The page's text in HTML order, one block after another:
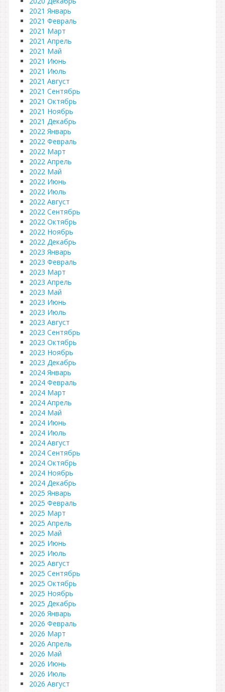
2021 Январь
2021 Февраль
2021 Март
2021 Апрель
2021 Май
2021 Июнь
2021 Июль
2021 Август
2021 Сентябрь
2021 Октябрь
2021 Ноябрь
2021 Декабрь
2022 Январь
2022 Февраль
2022 Март
2022 Апрель
2022 Май
2022 Июнь
2022 Июль
2022 Август
2022 Сентябрь
2022 Октябрь
2022 Ноябрь
2022 Декабрь
2023 Январь
2023 Февраль
2023 Март
2023 Апрель
2023 Май
2023 Июнь
2023 Июль
2023 Август
2023 Сентябрь
2023 Октябрь
2023 Ноябрь
2023 Декабрь
2024 Январь
2024 Февраль
2024 Март
2024 Апрель
2024 Май
2024 Июнь
2024 Июль
2024 Август
2024 Сентябрь
2024 Октябрь
2024 Ноябрь
2024 Декабрь
2025 Январь
2025 Февраль
2025 Март
2025 Апрель
2025 Май
2025 Июнь
2025 Июль
2025 Август
2025 Сентябрь
2025 Октябрь
2025 Ноябрь
2025 Декабрь
2026 Январь
2026 Февраль
2026 Март
2026 Апрель
2026 Май
2026 Июнь
2026 Июль
2026 Август